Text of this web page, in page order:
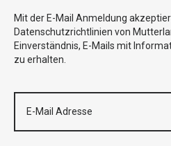
Mit der E-Mail Anmeldung
Datenschutzrichtlinien von
Einverständnis, E-Mails mit
zu erhalten.